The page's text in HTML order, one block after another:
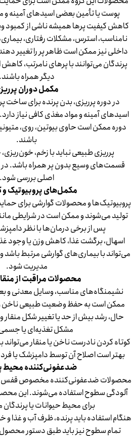
پوست یا تأمین بعضی اسیدهای آمینه و
کاهش کیفیت پرها همیشه ناشی از کمبود
نامناسب، استرس، مشکلات رفتاری،
داخلی نیز ممکن است ظاهر پر را تغییر
پرندگان می‌توانند با پرهای نامرتب،
دیگر همراه باشند.
مکمل دوران
در دوره پرریزی، بدن پرنده برای ساخت
اسیدهای آمینه و مواد مغذی کافی نیاز
باشند.
پرریزی طبیعی نباید با زخم،
قسمت‌های وسیع بدون پر همراه باشد.
اصلی بررسی شود.
مکمل‌های پروبیوتیک و
پروبیوتیک‌ها و محصولات گوارشی برای
تولید می‌شوند و ممکن است در شرایطی
پس از برخی درمان‌ها با نظر
اسهال، برگشت غذا، کاهش وزن یا
می‌تواند با بیماری‌های گوارشی مرتبط باشد
مدیریت شود.
محصولات مراقبت از
نشیمنگاه‌های مناسب، وسایل معدنی و
ممکن است به حفظ وضعیت طبیعی ناخن و
حال، رشد بیش از حد یا تغییر شکل
مشکل تغذیه‌ای یا
کوتاه کردن نادرست ناخن یا منقار
بهتر است اصلاح آن توسط دامپزشک یا
ضدعفونی‌کننده محیط
محصولات ضدعفونی‌کننده مخصوص قفس
آلودگی سطوح استفاده می‌شوند. این
برای محیط حیوانات یا
هنگام استفاده باید پرنده، ظرف آب و غذا
تمام سطوح نیز باید طبق دستور